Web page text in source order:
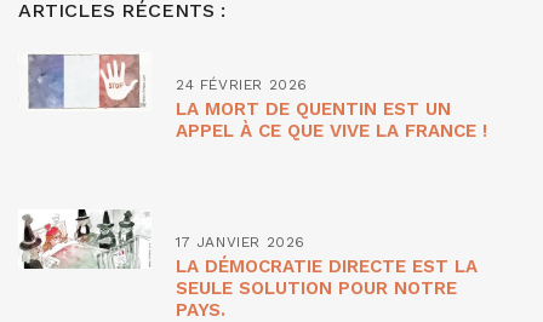
ARTICLES RÉCENTS :
24 FÉVRIER 2026
LA MORT DE QUENTIN EST UN
APPEL À CE QUE VIVE LA FRANCE !
17 JANVIER 2026
LA DÉMOCRATIE DIRECTE EST LA
SEULE SOLUTION POUR NOTRE
PAYS.